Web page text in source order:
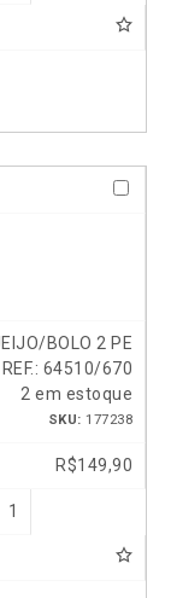
BOLO 2 PE
64510/670
2 em estoque
SKU: 177238
R$149,90
1